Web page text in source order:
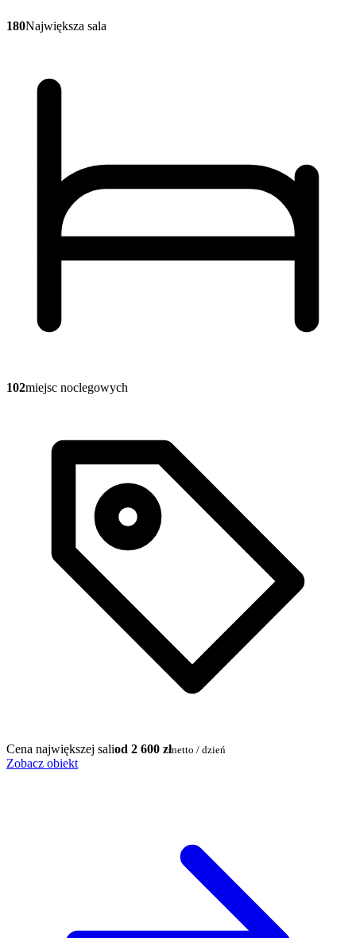
180Największa sala
102miejsc noclegowych
Cena największej saliod 2 600 złnetto / dzień
Zobacz obiekt